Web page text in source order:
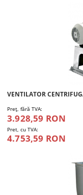
VENTILATOR
Preţ, fără TVA:
3.928,59 RON
Pret, cu TVA:
4.753,59 RON